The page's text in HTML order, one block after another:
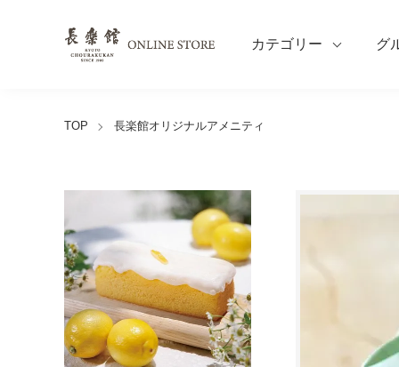
カテゴリー グ
TOP 長楽館オリジナルアメニティ